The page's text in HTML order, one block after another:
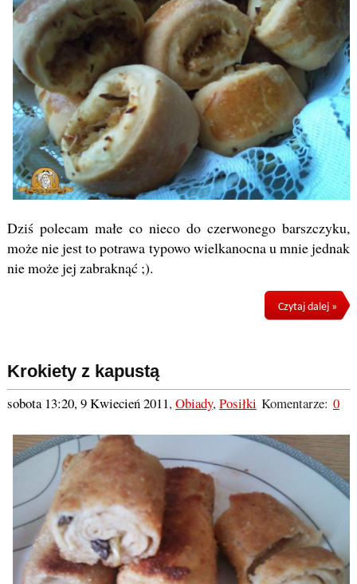
Dziś polecam małe co nieco do czerwonego barszczyku,
może nie jest to potrawa typowo wielkanocna u mnie jednak
nie może jej zabraknąć ;).
Czytaj dalej »
Krokiety z kapustą
sobota 13:20, 9 Kwiecień 2011,Obiady,Posiłki Komentarze: 0